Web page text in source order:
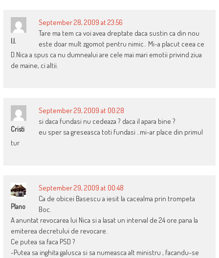
I.I.
September 28, 2009 at 23:56
Tare ma tem ca voi avea dreptate daca sustin ca din nou
este doar mult zgomot pentru nimic.. Mi-a placut ceea ce
D.Nica a spus ca nu dumnealui are cele mai mari emotii privind ziua
de maine, ci altii.
Cristi
September 29, 2009 at 00:28
si daca fundasi nu cedeaza ? daca il apara bine ?
eu sper sa greseasca toti fundasi ..mi-ar place din primul
tur
Plano
September 29, 2009 at 00:48
Ca de obicei Basescu a iesit la cacealma prin trompeta
Boc.
A anuntat revocarea lui Nica si a lasat un interval de 24 ore pana la
emiterea decretului de revocare.
Ce putea sa faca PSD ?
-Putea sa inghita galusca si sa numeasca alt ministru , facandu-se